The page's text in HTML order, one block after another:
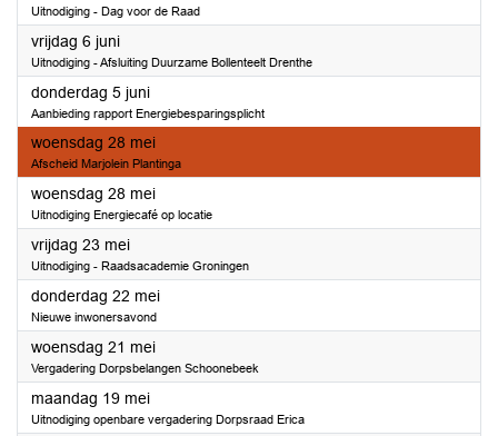
Uitnodiging - Dag voor de Raad
vrijdag 6 juni2025
Uitnodiging - Afsluiting Duurzame Bollenteelt Drenthe
donderdag 5 juni2025
Aanbieding rapport Energiebesparingsplicht
woensdag 28 mei2025
Afscheid Marjolein Plantinga
woensdag 28 mei2025
Uitnodiging Energiecafé op locatie
vrijdag 23 mei2025
Uitnodiging - Raadsacademie Groningen
donderdag 22 mei2025
Nieuwe inwonersavond
woensdag 21 mei2025
Vergadering Dorpsbelangen Schoonebeek
maandag 19 mei2025
Uitnodiging openbare vergadering Dorpsraad Erica